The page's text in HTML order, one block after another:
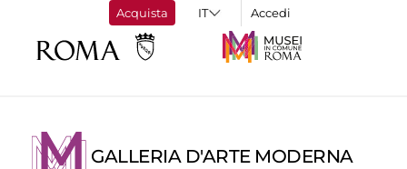
Acquista Accedi
GALLERIA D'ARTE MODERNA